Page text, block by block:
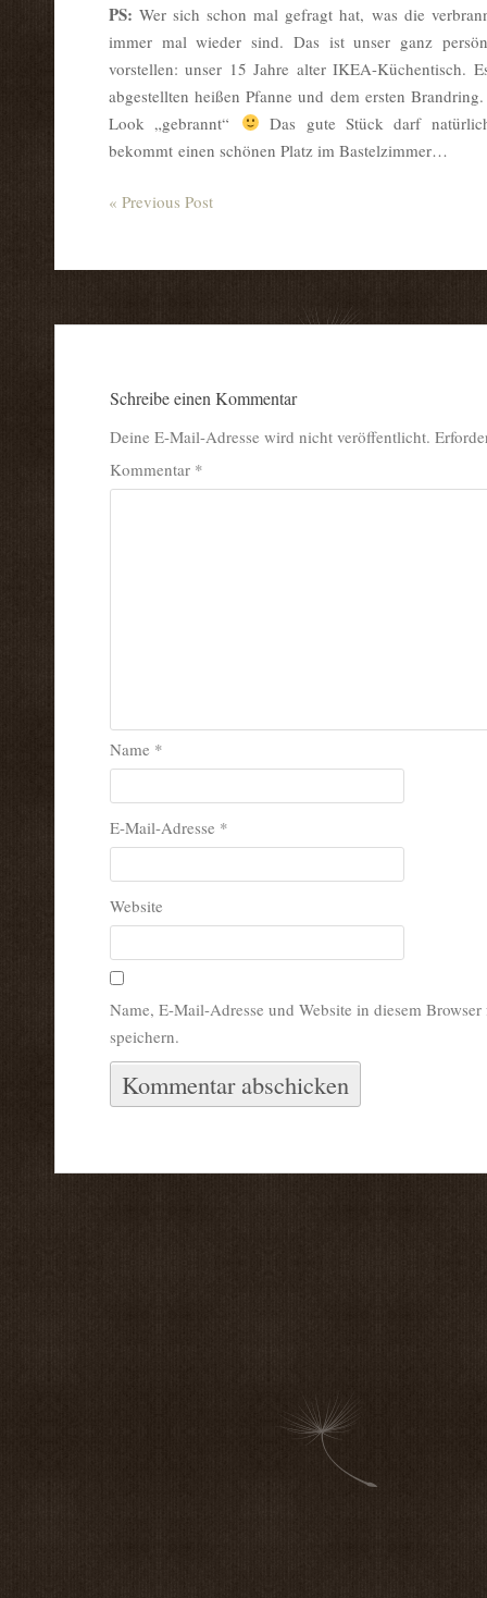
PS: Wer sich schon mal gefragt hat, was die
immer mal wieder sind. Das ist unser ganz
vorstellen: unser 15 Jahre alter IKEA-Küchentisch.
abgestellten heißen Pfanne und dem ersten
Look „gebrannt“
Das gute Stück darf
bekommt einen schönen Platz im Bastelzimmer…
« Previous Post
Schreibe einen Kommentar
Deine E-Mail-Adresse wird nicht veröffentlicht.
Kommentar *
Name *
E-Mail-Adresse *
Website
Name, E-Mail-Adresse und Website in diesem
speichern.